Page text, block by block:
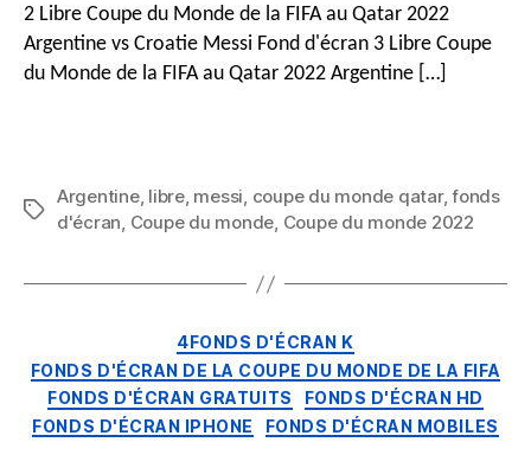
la
FIFA
Qatar
Argentine
vs
Téléphones
Android
2 Libre Coupe du Monde de la FIFA au Qatar 2022
Argentine vs Croatie Messi Fond d'écran 3 Libre Coupe
du Monde de la FIFA au Qatar 2022 Argentine […]
Mots
Argentine, libre, messi, coupe du monde qatar,fonds
d'écran, Coupe du monde, Coupe du monde 2022
Catégories
4FONDS D'ÉCRAN K
FONDS D'ÉCRAN DE LA COUPE DU MONDE DE LA FIFA
FONDS D'ÉCRAN GRATUITS
FONDS D'ÉCRAN HD
FONDS D'ÉCRAN IPHONE
FONDS D'ÉCRAN MOBILES